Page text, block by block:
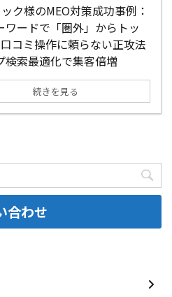
ク様のMEO対策成功事例：
ワードで「圏外」からトッ
コミ操作に頼らない正攻法
検索最適化で集客倍増
続きを見る
合わせ